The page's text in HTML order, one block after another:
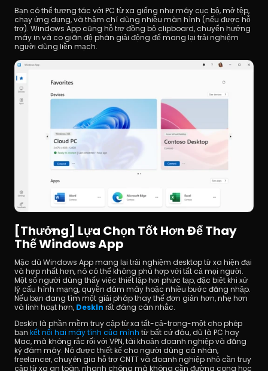
Bạn có thể tương tác với PC từ xa giống như máy cục bộ, mở tệp,
chạy ứng dụng, và thậm chí dùng nhiều màn hình (nếu được hỗ
trợ). Windows App cũng hỗ trợ đồng bộ clipboard, chuyển hướng
máy in và co giãn độ phân giải động để mang lại trải nghiệm
người dùng liền mạch.
[Thưởng] Lựa Chọn Tốt Hơn Để Thay
Thế Windows App
Mặc dù Windows App mang lại trải nghiệm desktop từ xa hiện đại
và hợp nhất hơn, nó có thể không phù hợp với tất cả mọi người.
Một số người dùng thấy việc thiết lập hơi phức tạp, đặc biệt khi xử
lý cấu hình mạng, quyền đám mây hoặc nhiều bước đăng nhập.
Nếu bạn đang tìm một giải pháp thay thế đơn giản hơn, nhẹ hơn
và linh hoạt hơn, DeskIn rất đáng cân nhắc.
DeskIn là phần mềm truy cập từ xa tất-cả-trong-một cho phép
bạn kết nối hai máy tính của mình từ bất cứ đâu, dù là PC hay
Mac, mà không rắc rối với VPN, tài khoản doanh nghiệp và đăng
ký đám mây. Nó được thiết kế cho người dùng cá nhân,
freelancer, chuyên gia hỗ trợ CNTT và doanh nghiệp nhỏ cần truy
cập từ xa an toàn, nhanh chóng mà không cần đường cong học